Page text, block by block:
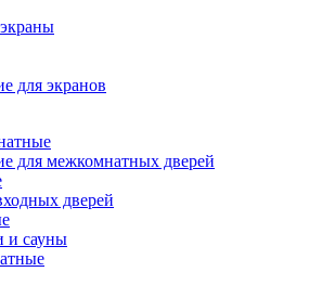
для экранов
для межкомнатных дверей
дверей
и сауны